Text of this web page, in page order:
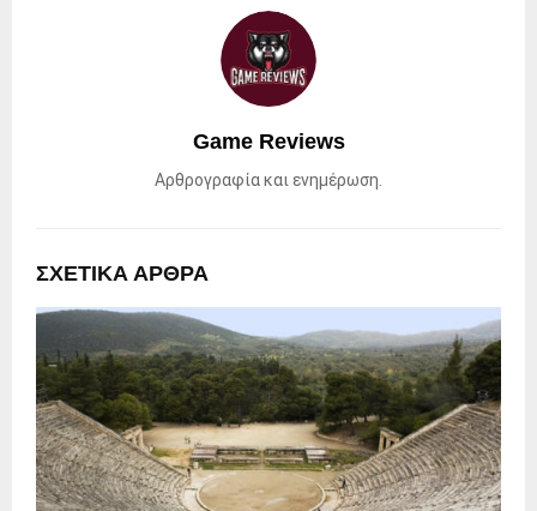
Game Reviews
Αρθρογραφία και ενημέρωση.
ΣΧΕΤΙΚΑ ΑΡΘΡΑ